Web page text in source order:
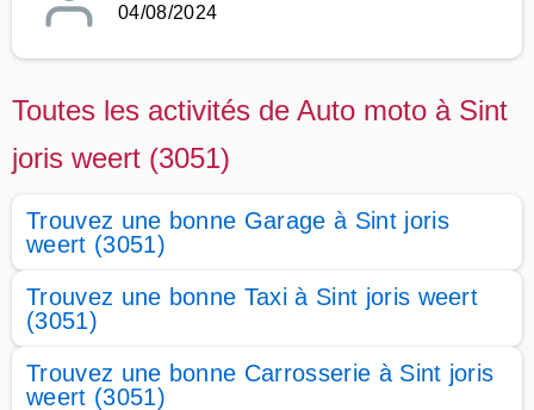
04/08/2024
Toutes les activités de Auto moto à Sint
joris weert (3051)
Trouvez une bonne Garage à Sint joris
weert (3051)
Trouvez une bonne Taxi à Sint joris weert
(3051)
Trouvez une bonne Carrosserie à Sint joris
weert (3051)